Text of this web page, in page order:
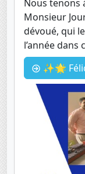
Nous tenons
Monsieur
dévoué, qui
l’année
✨🌟 Félicitations à